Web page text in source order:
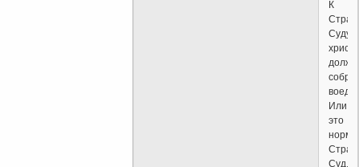
К
Суду
Или
это
Суд.